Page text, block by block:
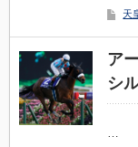
天
ア
シ
…